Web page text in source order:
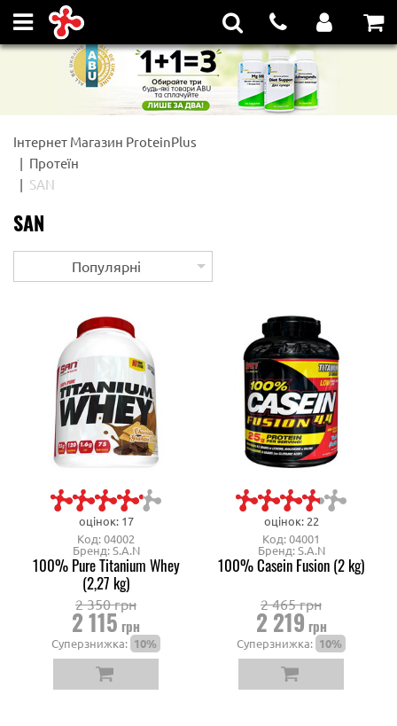
Інтернет Магазин ProteinPlus
Протеїн
SAN
SAN
Популярні
оцінок: 17
Код: 04002
Бренд: S.A.N
100% Pure Titanium Whey
(2,27 kg)
2 350 грн
2 115 грн
Суперзнижка: 10%
оцінок: 22
Код: 04001
Бренд: S.A.N
100% Casein Fusion (2 kg)
2 465 грн
2 219 грн
Суперзнижка: 10%